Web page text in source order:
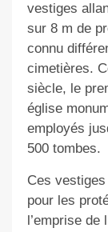
vestiges
sur 8 m de
connu
cimetières.
siècle, le
église
employés
500 tombes.
Ces
pour les
l’emprise